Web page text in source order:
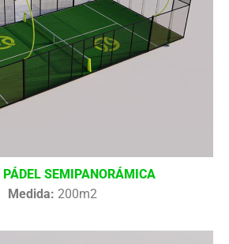
SEMIPANORÁMICA
Medida: 200m2